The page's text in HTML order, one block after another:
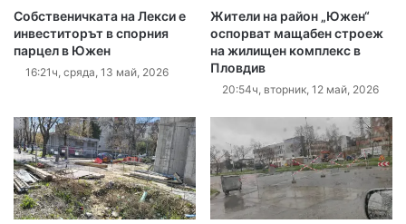
Собственичката на Лекси е
инвеститорът в спорния
парцел в Южен
16:21ч, сряда, 13 май, 2026
Жители на район „Южен“
оспорват мащабен строеж
на жилищен комплекс в
Пловдив
20:54ч, вторник, 12 май, 2026